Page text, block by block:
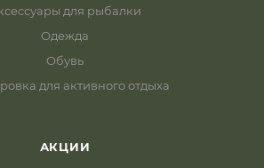
для рыбалки
Одежда
Обувь
для активного отдыха
АКЦИИ